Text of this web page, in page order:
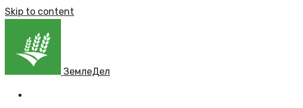
Skip to content
ЗемлеДел